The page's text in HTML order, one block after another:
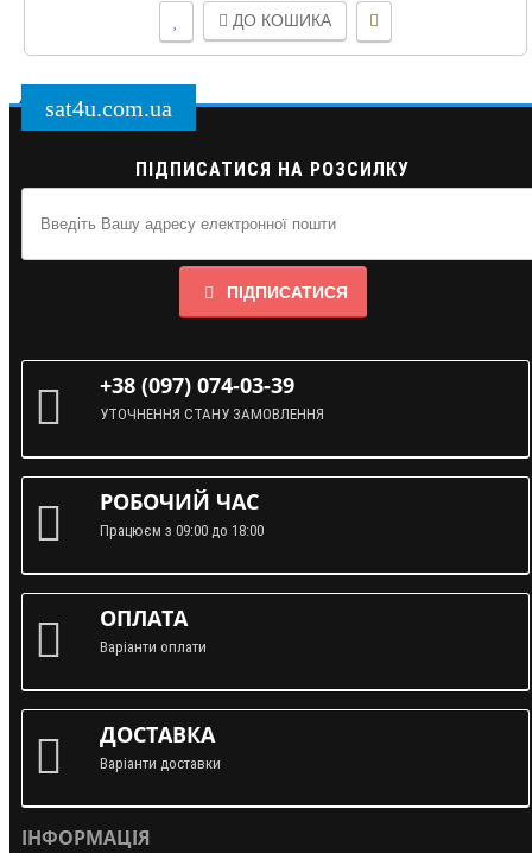
ДО КОШИКА
sat4u.com.ua
ПІДПИСАТИСЯ НА РОЗСИЛКУ
ПІДПИСАТИСЯ
+38 (097) 074-03-39
УТОЧНЕННЯ СТАНУ ЗАМОВЛЕННЯ
РОБОЧИЙ ЧАС
Працюєм з 09:00 до 18:00
ОПЛАТА
Варіанти оплати
ДОСТАВКА
Варіанти доставки
ІНФОРМАЦІЯ